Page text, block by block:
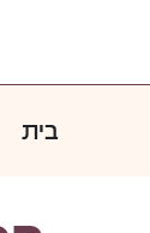
בית